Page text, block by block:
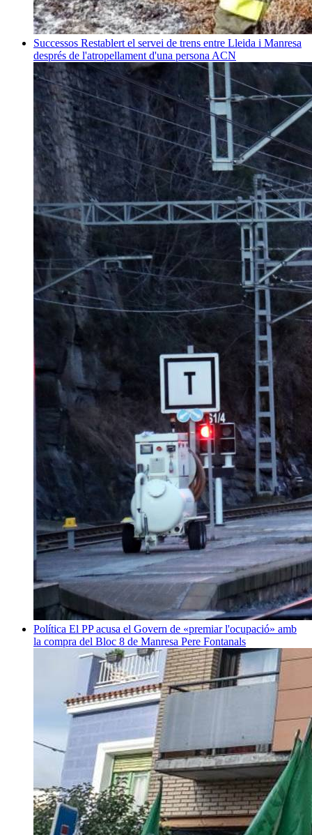
Successos Restablert el servei de trens entre Lleida i Manresa
després de l'atropellament d'una persona ACN
Política El PP acusa el Govern de «premiar l'ocupació» amb
la compra del Bloc 8 de Manresa Pere Fontanals